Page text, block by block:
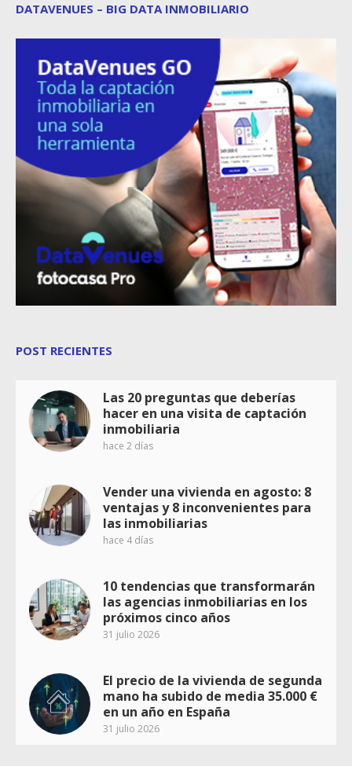
DATAVENUES – BIG DATA INMOBILIARIO
POST RECIENTES
Las 20 preguntas que deberías
hacer en una visita de captación
inmobiliaria
hace 2 días
Vender una vivienda en agosto: 8
ventajas y 8 inconvenientes para
las inmobiliarias
hace 4 días
10 tendencias que transformarán
las agencias inmobiliarias en los
próximos cinco años
31 julio 2026
El precio de la vivienda de segunda
mano ha subido de media 35.000 €
en un año en España
31 julio 2026